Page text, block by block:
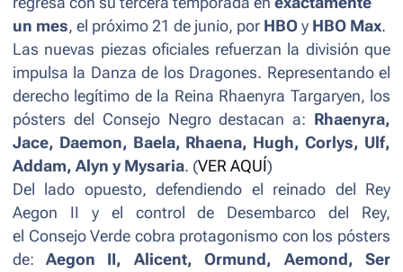
un mes, el próximo 21 de junio, por HBO y HBO Max.
Las nuevas piezas oficiales refuerzan la división que
impulsa la Danza de los Dragones. Representando el
derecho legítimo de la Reina Rhaenyra Targaryen, los
pósters del Consejo Negro destacan a: Rhaenyra,
Jace, Daemon, Baela, Rhaena, Hugh, Corlys, Ulf,
Addam, Alyn y Mysaria. (VER AQUÍ)
Del lado opuesto, defendiendo el reinado del Rey
Aegon II y el control de Desembarco del Rey,
el Consejo Verde cobra protagonismo con los pósters
de: Aegon II, Alicent, Ormund, Aemond, Ser